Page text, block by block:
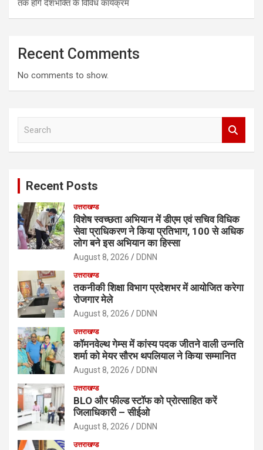
तक होंगे देशभक्ति के विविध कार्यक्रम
Recent Comments
No comments to show.
Recent Posts
उत्तराखण्ड
विशेष स्वच्छता अभियान में डीएम एवं सचिव विधिक
सेवा प्राधिकरण ने किया प्रतिभाग, 100 से अधिक
लोग बने इस अभियान का हिस्सा
August 8, 2026 DDNN
उत्तराखण्ड
तकनीकी शिक्षा विभाग प्रदेशभर में आयोजित करेगा
रोजगार मेले
August 8, 2026 DDNN
उत्तराखण्ड
कॉमनवेल्थ गेम्स में कांस्य पदक जीतने वाली उन्नति
शर्मा को मेयर सौरभ थपलियाल ने किया सम्मानित
August 8, 2026 DDNN
उत्तराखण्ड
BLO और फील्ड स्टॉफ को प्रोत्साहित करें
जिलाधिकारी – सीईओ
August 8, 2026 DDNN
उत्तराखण्ड